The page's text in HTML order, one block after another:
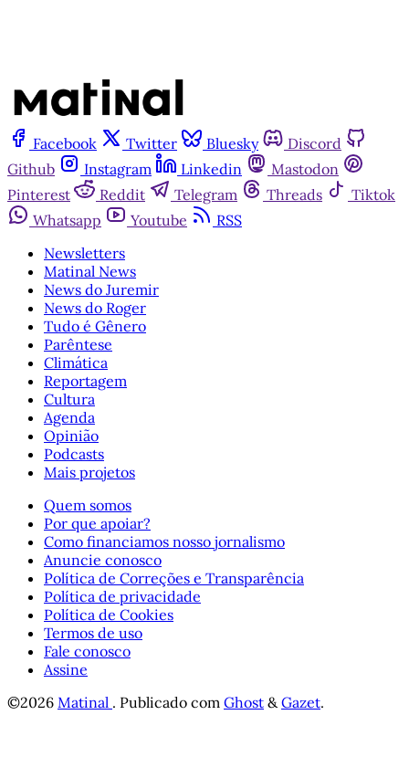
Facebook Twitter Bluesky
Discord
Github
Instagram Linkedin
Mastodon
Pinterest
Reddit Telegram Threads
Tiktok
Whatsapp
Youtube
RSS
Newsletters
Matinal News
News do Juremir
News do Roger
Tudo é Gênero
Parêntese
Climática
Reportagem
Cultura
Agenda
Opinião
Podcasts
Mais projetos
Quem somos
Por que apoiar?
Como financiamos nosso jornalismo
Anuncie conosco
Política de Correções e Transparência
Política de privacidade
Política de Cookies
Termos de uso
Fale conosco
Assine
©2026 Matinal . Publicado com Ghost &Gazet.